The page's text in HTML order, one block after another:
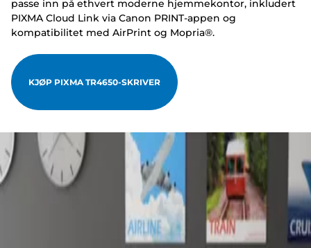
passe inn på ethvert moderne hjemmekontor, inkludert
PIXMA Cloud Link via Canon PRINT-appen og
kompatibilitet med AirPrint og Mopria®.
KJØP PIXMA TR4650-SKRIVER